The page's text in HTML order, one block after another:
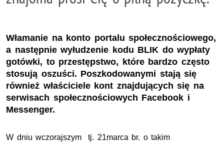
Włamanie na konto portalu społecznościowego,
a następnie wyłudzenie kodu BLIK do wypłaty
gotówki, to przestępstwo, które bardzo często
stosują oszuści. Poszkodowanymi stają się
również właściciele kont znajdujących się na
serwisach społecznościowych Facebook i
Messenger.
W dniu wczorajszym tj. 21marca br. o takim